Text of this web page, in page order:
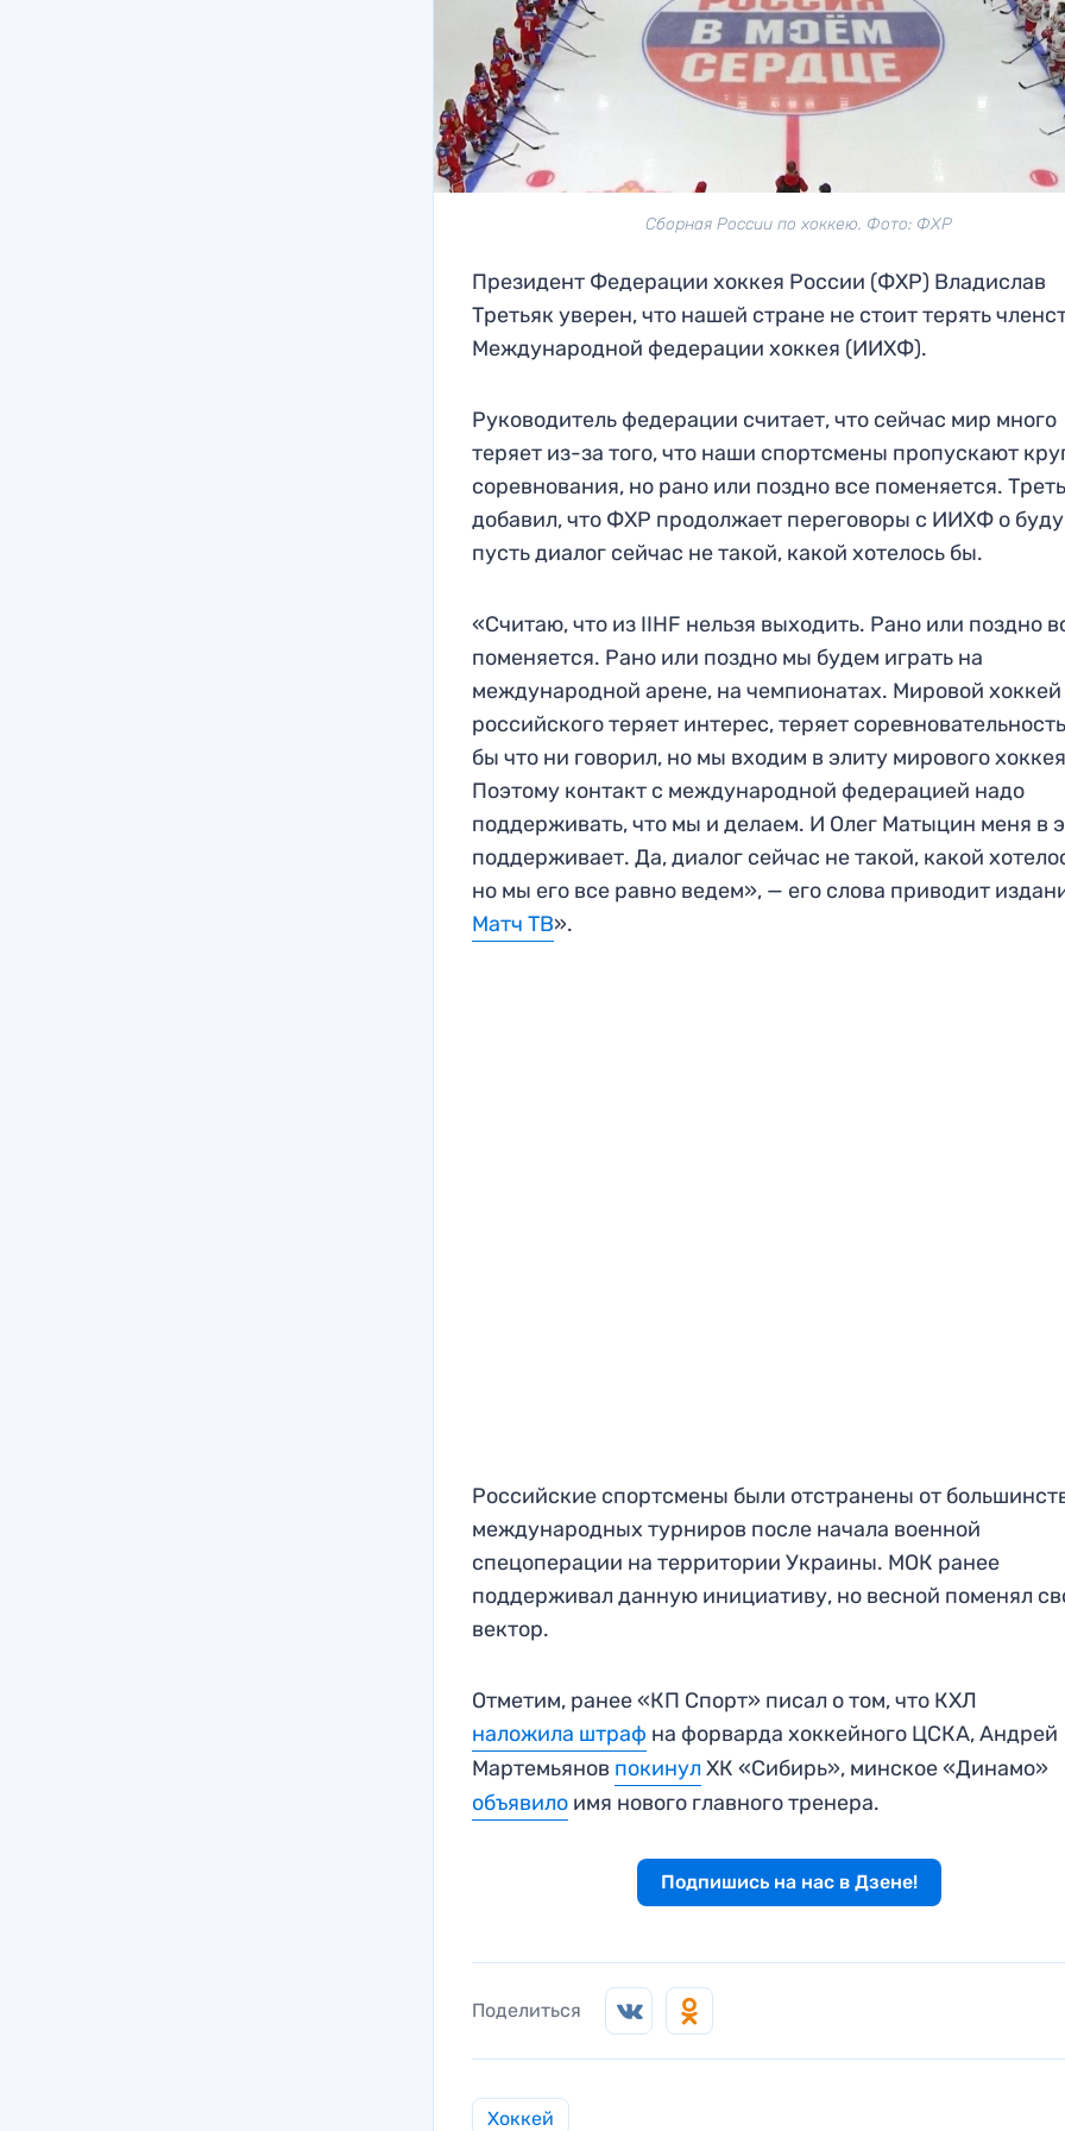
Сборная России по хоккею. Фото: ФХР
Президент Федерации хоккея России (ФХР) Владислав
Третьяк уверен, что нашей стране не стоит терять
Международной федерации хоккея (ИИХФ).
Руководитель федерации считает, что сейчас мир много
теряет из-за того, что наши спортсмены пропускают
соревнования, но рано или поздно все поменяется.
добавил, что ФХР продолжает переговоры с ИИХФ о
пусть диалог сейчас не такой, какой хотелось бы.
«Считаю, что из IIHF нельзя выходить. Рано или поздно
поменяется. Рано или поздно мы будем играть на
международной арене, на чемпионатах. Мировой хоккей
российского теряет интерес, теряет
бы что ни говорил, но мы входим в элиту мирового
Поэтому контакт с международной федерацией надо
поддерживать, что мы и делаем. И Олег Матыцин меня в
поддерживает. Да, диалог сейчас не такой, какой
но мы его все равно ведем», — его слова приводит
Матч ТВ».
Российские спортсмены были отстранены от
международных турниров после начала военной
спецоперации на территории Украины. МОК ранее
поддерживал данную инициативу, но весной поменял
вектор.
Отметим, ранее «КП Спорт» писал о том, что КХЛ
наложила штраф на форварда хоккейного ЦСКА, Андрей
Мартемьянов покинулХК «Сибирь», минское «Динамо»
объявило имя нового главного тренера.
Подпишись на нас в Дзене!
Поделиться
Хоккей